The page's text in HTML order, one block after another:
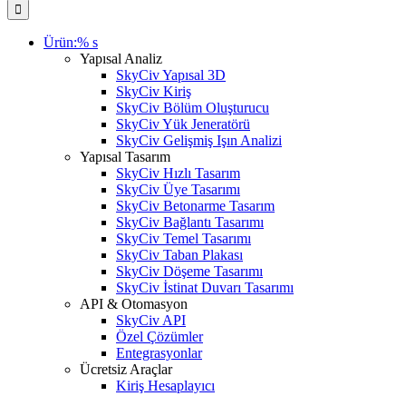
Ürün:% s
Yapısal Analiz
SkyCiv Yapısal 3D
SkyCiv Kiriş
SkyCiv Bölüm Oluşturucu
SkyCiv Yük Jeneratörü
SkyCiv Gelişmiş Işın Analizi
Yapısal Tasarım
SkyCiv Hızlı Tasarım
SkyCiv Üye Tasarımı
SkyCiv Betonarme Tasarım
SkyCiv Bağlantı Tasarımı
SkyCiv Temel Tasarımı
SkyCiv Taban Plakası
SkyCiv Döşeme Tasarımı
SkyCiv İstinat Duvarı Tasarımı
API & Otomasyon
SkyCiv API
Özel Çözümler
Entegrasyonlar
Ücretsiz Araçlar
Kiriş Hesaplayıcı